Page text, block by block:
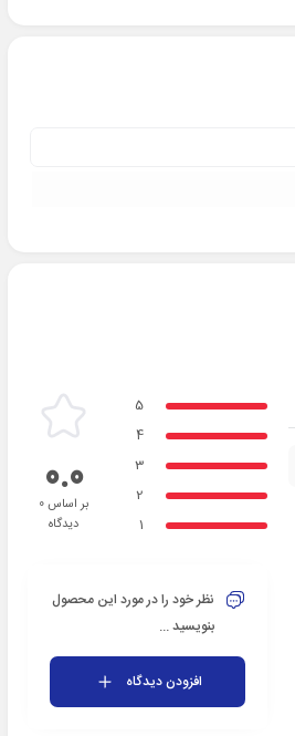
5
4
3
2
1
0.0بر اساس 0
دیدگاه
نظر خود را در مورد این محصول
بنویسید ...
افزودن دیدگاه